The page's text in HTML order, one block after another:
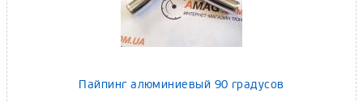
Пайпинг алюминиевый 90 градусов